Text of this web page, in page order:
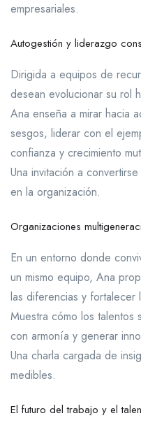
empresariales.
Autogestión y liderazgo
Dirigida a equipos de
desean evolucionar su rol
Ana enseña a mirar hacia
sesgos, liderar con el
confianza y crecimiento
Una invitación a
en la organización.
Organizaciones
En un entorno donde
un mismo equipo, Ana
las diferencias y fortalecer
Muestra cómo los talentos
con armonía y generar
Una charla cargada de
medibles.
El futuro del trabajo y el